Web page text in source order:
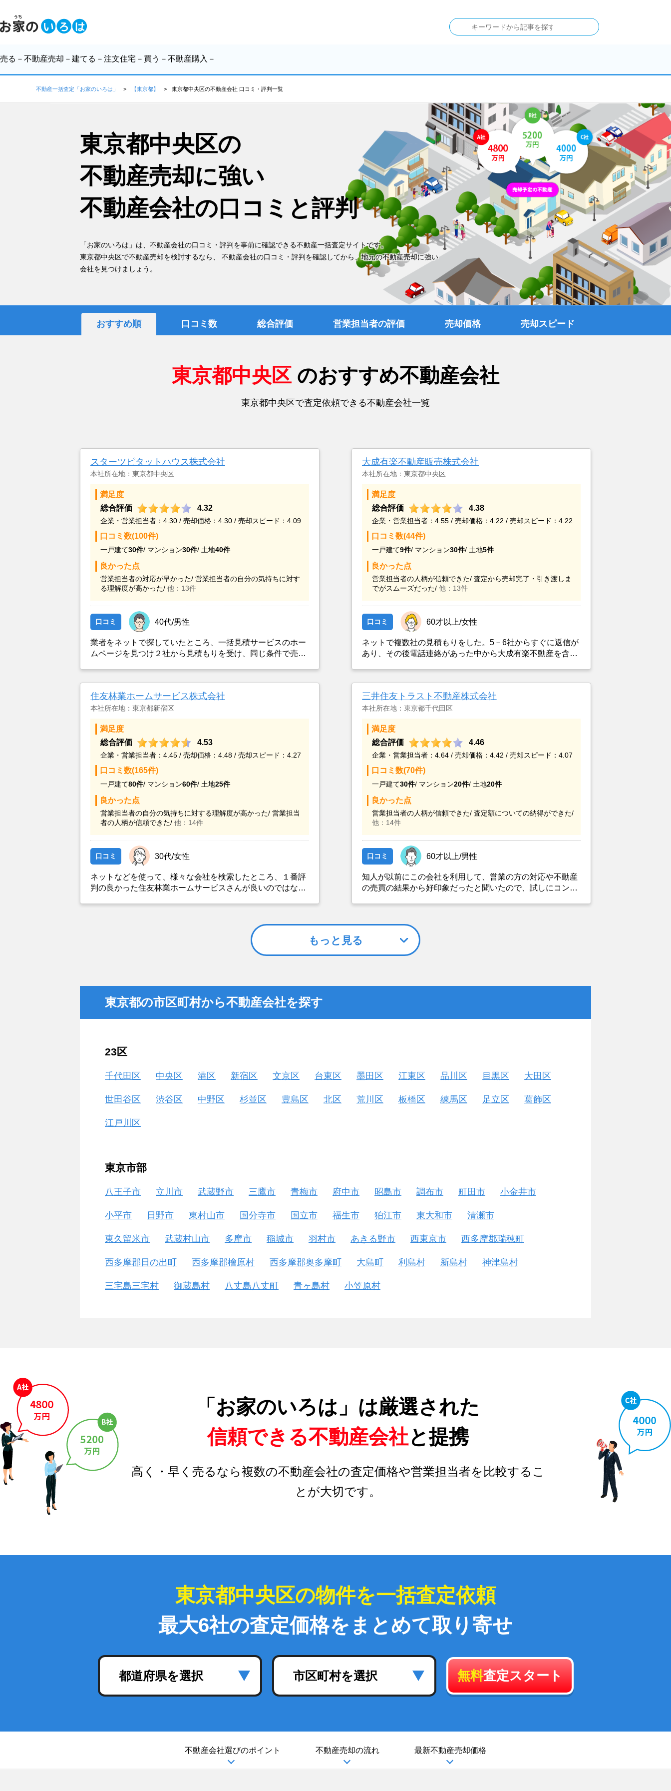
売る －不動産売却－ 建てる －注文住宅－ 買う －不動産購入－
不動産一括査定「お家のいろは」 【東京都】 東京都中央区の不動産会社 口コミ・評判一覧
東京都中央区の
不動産売却に強い
不動産会社の口コミと評判
「お家のいろは」は、不動産会社の口コミ・評判を事前に確認できる不動産一括査定サイトです。
東京都中央区で不動産売却を検討するなら、 不動産会社の口コミ・評判を確認してから、地元の不動産売却に強い
会社を見つけましょう。
おすすめ順 口コミ数 総合評価 営業担当者の評価 売却価格 売却スピード
東京都中央区 のおすすめ不動産会社
東京都中央区で査定依頼できる不動産会社一覧
スターツピタットハウス株式会社
本社所在地：東京都中央区
満足度
総合評価
4.32
企業・営業担当者：4.30 / 売却価格：4.30 / 売却スピード：4.09
口コミ数(100件)
一戸建て30件/ マンション30件/ 土地40件
良かった点
営業担当者の対応が早かった/ 営業担当者の自分の気持ちに対す
る理解度が高かった/ 他：13件
口コミ 40代/男性
業者をネットで探していたところ、一括見積サービスのホー
ムページを見つけ２社から見積もりを受け、同じ条件で売り
大成有楽不動産販売株式会社
本社所在地：東京都中央区
満足度
総合評価
4.38
企業・営業担当者：4.55 / 売却価格：4.22 / 売却スピード：4.22
口コミ数(44件)
一戸建て9件/ マンション30件/ 土地5件
良かった点
営業担当者の人柄が信頼できた/ 査定から売却完了・引き渡しま
でがスムーズだった/ 他：13件
口コミ 60才以上/女性
ネットで複数社の見積もりをした。5－6社からすぐに返信が
あり、その後電話連絡があった中から大成有楽不動産を含め
住友林業ホームサービス株式会社
本社所在地：東京都新宿区
満足度
総合評価
4.53
企業・営業担当者：4.45 / 売却価格：4.48 / 売却スピード：4.27
口コミ数(165件)
一戸建て80件/ マンション60件/ 土地25件
良かった点
営業担当者の自分の気持ちに対する理解度が高かった/ 営業担当
者の人柄が信頼できた/ 他：14件
口コミ 30代/女性
ネットなどを使って、様々な会社を検索したところ、１番評
判の良かった住友林業ホームサービスさんが良いのではない
三井住友トラスト不動産株式会社
本社所在地：東京都千代田区
満足度
総合評価
4.46
企業・営業担当者：4.64 / 売却価格：4.42 / 売却スピード：4.07
口コミ数(70件)
一戸建て30件/ マンション20件/ 土地20件
良かった点
営業担当者の人柄が信頼できた/ 査定額についての納得ができた/
他：14件
口コミ 60才以上/男性
知人が以前にこの会社を利用して、営業の方の対応や不動産
の売買の結果から好印象だったと聞いたので、試しにコンタ
もっと見る
東京都の市区町村から不動産会社を探す
23区
千代田区 中央区 港区 新宿区 文京区 台東区 墨田区 江東区 品川区 目黒区 大田区
世田谷区 渋谷区 中野区 杉並区 豊島区 北区 荒川区 板橋区 練馬区 足立区 葛飾区
江戸川区
東京市部
八王子市 立川市 武蔵野市 三鷹市 青梅市 府中市 昭島市 調布市 町田市 小金井市
小平市 日野市 東村山市 国分寺市 国立市 福生市 狛江市 東大和市 清瀬市
東久留米市 武蔵村山市 多摩市 稲城市 羽村市 あきる野市 西東京市 西多摩郡瑞穂町
西多摩郡日の出町 西多摩郡檜原村 西多摩郡奥多摩町 大島町 利島村 新島村 神津島村
三宅島三宅村 御蔵島村 八丈島八丈町 青ヶ島村 小笠原村
「お家のいろは」は厳選された
信頼できる不動産会社と提携
高く・早く売るなら複数の不動産会社の査定価格や営業担当者を比較するこ
とが大切です。
東京都中央区の物件を一括査定依頼
最大6社の査定価格をまとめて取り寄せ
都道府県を選択 市区町村を選択 無料査定スタート
不動産会社選びのポイント 不動産売却の流れ 最新不動産売却価格